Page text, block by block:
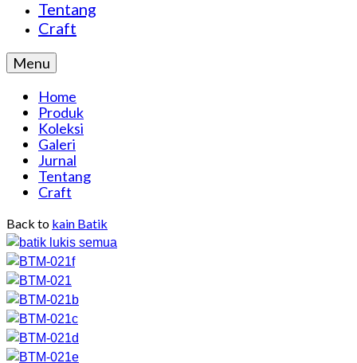
Tentang
Craft
Menu
Home
Produk
Koleksi
Galeri
Jurnal
Tentang
Craft
Back to kain Batik